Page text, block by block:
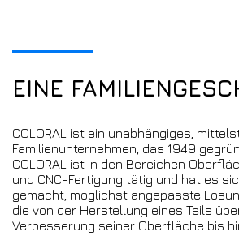
EINE
COLORAL ist ein unabhängiges,
Familienunternehmen, das 1949
COLORAL ist in den Bereichen
und CNC-Fertigung tätig und hat es
gemacht, möglichst angepasste
die von der Herstellung eines Teils
Verbesserung seiner Oberfläche bis